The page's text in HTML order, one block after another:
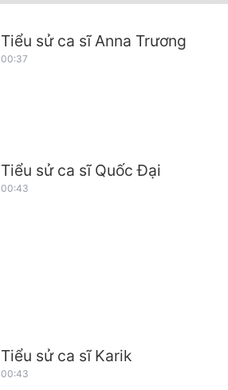
Tiểu sử ca sĩ Anna Trương
00:37
Tiểu sử ca sĩ Quốc Đại
00:43
Tiểu sử ca sĩ Karik
00:43